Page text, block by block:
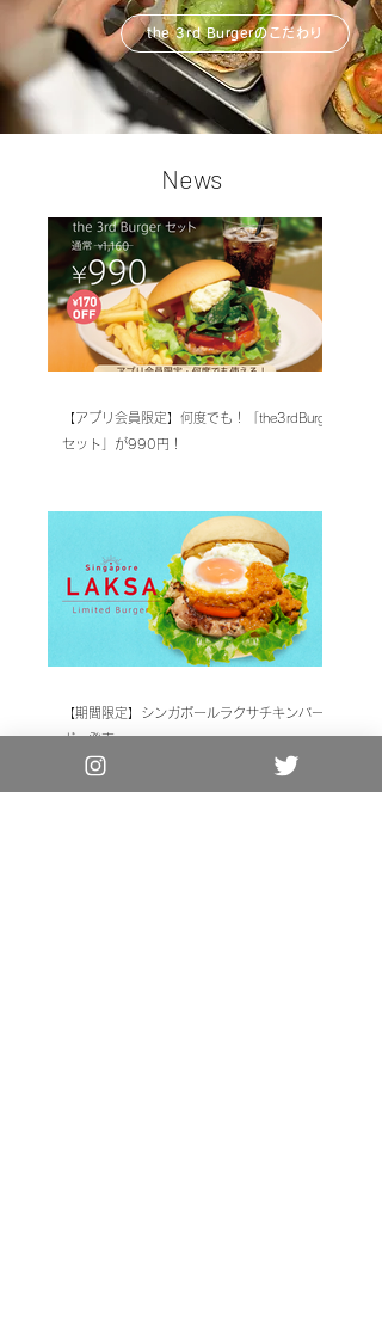
the 3rd Burgerのこだわり
News
【アプリ会員限定】何度でも！「the3rdBurger
セット」が990円！
【期間限定】シンガポールラクサチキンバー
ガー発売